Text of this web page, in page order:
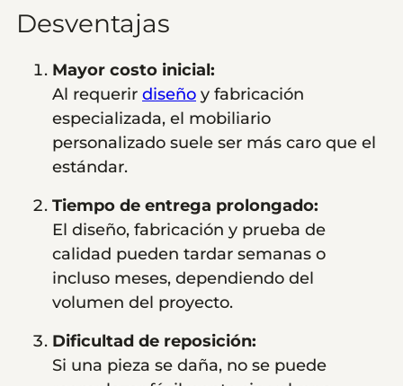
Desventajas
Mayor costo inicial:
Al requerir diseño y fabricación
especializada, el mobiliario
personalizado suele ser más caro que el
estándar.
Tiempo de entrega prolongado:
El diseño, fabricación y prueba de
calidad pueden tardar semanas o
incluso meses, dependiendo del
volumen del proyecto.
Dificultad de reposición:
Si una pieza se daña, no se puede